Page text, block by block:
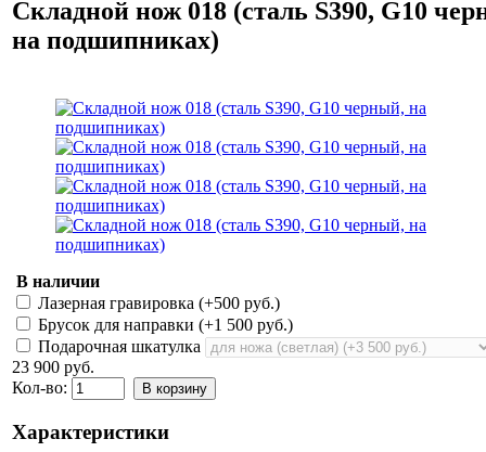
Складной нож 018 (сталь S390, G10
на подшипниках)
В наличии
Лазерная гравировка (+500 руб.)
Брусок для направки (+1 500 руб.)
Подарочная шкатулка
23 900 руб.
Кол-во:
В корзину
Характеристики